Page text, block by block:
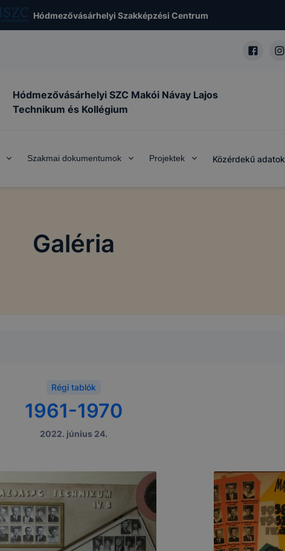
Hódmezővásárhelyi Szakképzési Centrum
Hódmezővásárhelyi SZC Makói Návay Lajos
Technikum és Kollégium
Szakmai dokumentumok Projektek Közérdekű adatok
Galéria
Régi tablók
1961-1970
2022. június 24.